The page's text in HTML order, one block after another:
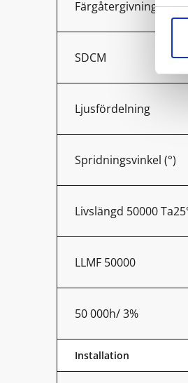
Färgåtergivning (Ra)
SDCM
Ljusfördelning
Spridningsvinkel (°)
Livslängd 50000
LLMF 50000
50 000h/ 3%
Installation